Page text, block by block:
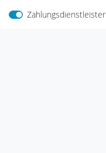
mit uns auf
Zahlungsdienstleister